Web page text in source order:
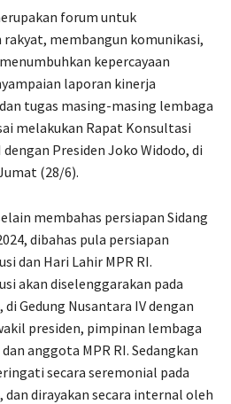
forum untuk
membangun komunikasi,
kepercayaan
laporan kinerja
tugas masing-masing lembaga
melakukan Rapat Konsultasi
Presiden Joko Widodo, di
(28/6).
membahas persiapan Sidang
dibahas pula persiapan
dan Hari Lahir MPR RI.
akan diselenggarakan pada
Gedung Nusantara IV dengan
presiden, pimpinan lembaga
anggota MPR RI. Sedangkan
secara seremonial pada
dan dirayakan secara internal oleh